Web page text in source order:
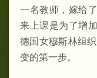
一名教师，嫁给
来上课是为了增
德国女穆斯林组
变的第一步。